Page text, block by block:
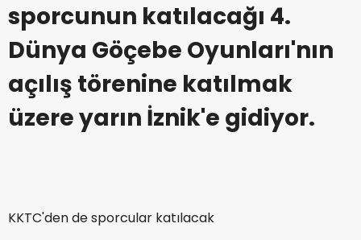
sporcunun katılacağı 4.
Dünya Göçebe Oyunları'nın
açılış törenine katılmak
üzere yarın İznik'e gidiyor.
KKTC'den de sporcular katılacak